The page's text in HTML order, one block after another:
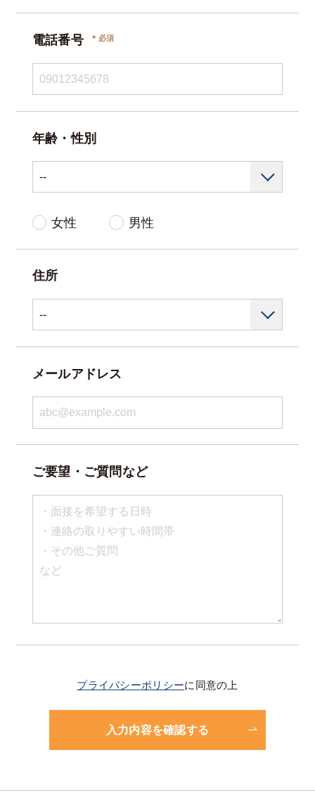
電話番号
年齢・性別
女性 男性
住所
メールアドレス
ご要望・ご質問など
プライバシーポリシーに同意の上
入力内容を確認する